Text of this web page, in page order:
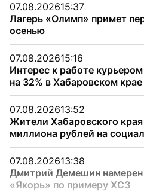
07.08.202615:37
Лагерь «Олимп» примет
осенью
07.08.202615:16
Интерес к работе
на 32% в Хабаровском крае
07.08.202613:52
Жители Хабаровского
миллиона рублей на
07.08.202613:38
Дмитрий Демешин намерен
«Якорь» по примеру ХСЗ